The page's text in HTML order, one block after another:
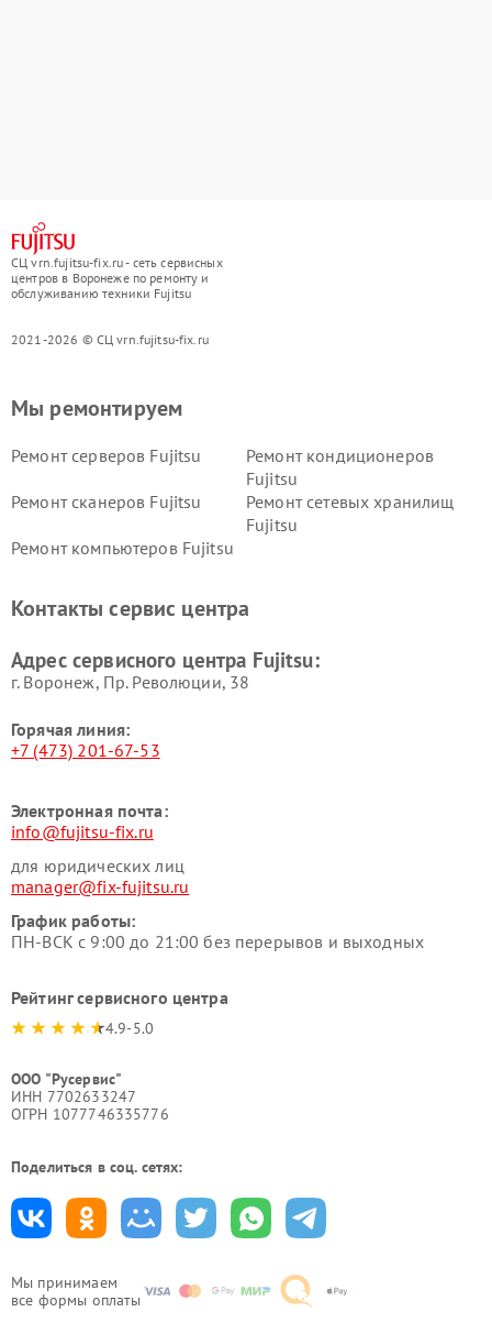
СЦ vrn.fujitsu-fix.ru - сеть сервисных
центров в Воронеже по ремонту и
обслуживанию техники Fujitsu
2021-2026 © СЦ vrn.fujitsu-fix.ru
Мы принимаем
все формы оплаты
Мы ремонтируем
Ремонт серверов Fujitsu
Ремонт кондиционеров
Fujitsu
Ремонт сканеров Fujitsu
Ремонт сетевых хранилищ
Fujitsu
Ремонт компьютеров Fujitsu
Контакты сервис центра
Адрес сервисного центра Fujitsu:
г. Воронеж, Пр. Революции, 38
Горячая линия:
+7 (473) 201-67-53
Электронная почта:
info@fujitsu-fix.ru
для юридических лиц
manager@fix-fujitsu.ru
График работы:
ПН-ВСК с 9:00 до 21:00 без перерывов и выходных
Рейтинг сервисного центра
4.9-5.0
ООО "Русервис"
ИНН 7702633247
ОГРН 1077746335776
Поделиться в соц. сетях: